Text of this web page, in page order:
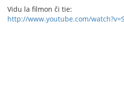
Vidu la filmon ĉi tie:
http://www.youtube.com/